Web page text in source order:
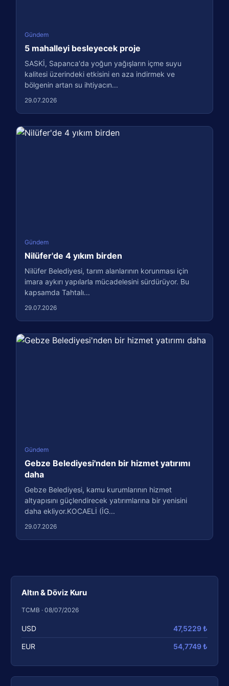
Altın & Döviz Kuru
TCMB · 08/07/2026
USD 47,5229 ₺
EUR 54,7749 ₺
Gündem
5 mahalleyi besleyecek proje
SASKİ, Sapanca'da yoğun yağışların içme suyu
kalitesi üzerindeki etkisini en aza indirmek ve
bölgenin artan su ihtiyacın...
29.07.2026
Gündem
Nilüfer'de 4 yıkım birden
Nilüfer Belediyesi, tarım alanlarının korunması için
imara aykırı yapılarla mücadelesini sürdürüyor. Bu
kapsamda Tahtalı...
29.07.2026
Gündem
Gebze Belediyesi'nden bir hizmet yatırımı
daha
Gebze Belediyesi, kamu kurumlarının hizmet
altyapısını güçlendirecek yatırımlarına bir yenisini
daha ekliyor.KOCAELİ (İG...
29.07.2026